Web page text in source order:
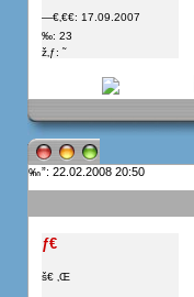
—€‚€€: 17.09.2007
‰: 23
ž‚ƒ: ˜
”: 22.02.2008 20:50
ƒ€
š€ ‚Œ